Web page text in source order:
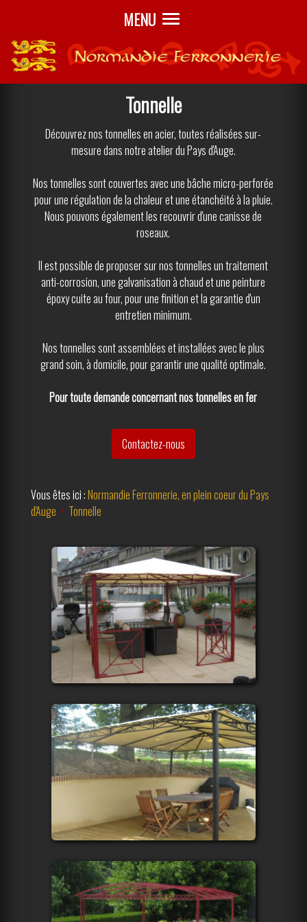
MENU
Tonnelle
Découvrez nos tonnelles en acier, toutes réalisées sur-
mesure dans notre atelier du Pays d'Auge.
Nos tonnelles sont couvertes avec une bâche micro-perforée
pour une régulation de la chaleur et une étanchéité à la pluie.
Nous pouvons également les recouvrir d'une canisse de
roseaux.
Il est possible de proposer sur nos tonnelles un traitement
anti-corrosion, une galvanisation à chaud et une peinture
époxy cuite au four, pour une finition et la garantie d'un
entretien minimum.
Nos tonnelles sont assemblées et installées avec le plus
grand soin, à domicile, pour garantir une qualité optimale.
Pour toute demande concernant nos tonnelles en fer
Contactez-nous
Vous êtes ici :Normandie Ferronnerie, en plein coeur du Pays
d'Auge > Tonnelle
Tonnelle sans fixation
Plus d'infos
Tonnelle toit pointu
Plus d'infos
Tonnelle toit arrondi